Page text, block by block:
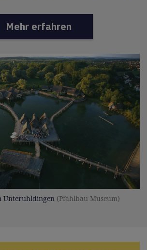
Mehr erfahren
Unteruhldingen (Pfahlbau Museum)